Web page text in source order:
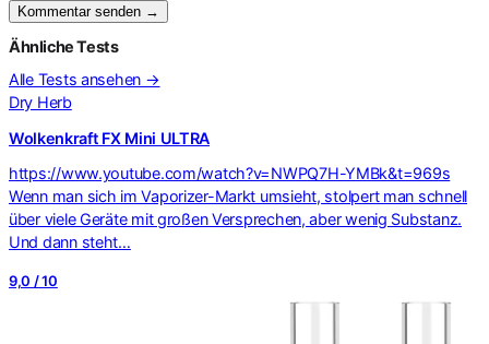
Kommentar senden →
Ähnliche Tests
Alle Tests ansehen →
Dry Herb
Wolkenkraft FX Mini ULTRA
https://www.youtube.com/watch?v=NWPQ7H-YMBk&t=969s
Wenn man sich im Vaporizer-Markt umsieht, stolpert man schnell
über viele Geräte mit großen Versprechen, aber wenig Substanz.
Und dann steht…
9,0 / 10